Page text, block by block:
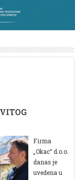
Firma
„Okac“ d.o.o.
danas je
uvedena u